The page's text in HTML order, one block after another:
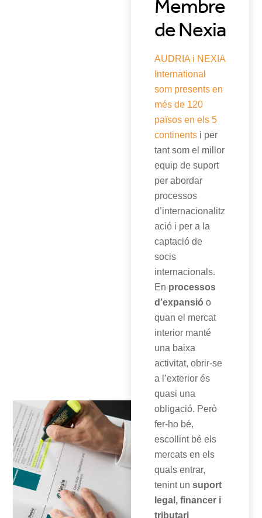
Membre
de Nexia
AUDRIA i NEXIA
International
som presents en
més de 120
països en els 5
continents i per
tant som el millor
equip de suport
per abordar
processos
d’internacionalitz
ació i per a la
captació de
socis
internacionals.
En processos
d’expansió o
quan el mercat
interior manté
una baixa
activitat, obrir-se
a l’exterior és
quasi una
obligació. Però
fer-ho bé,
escollint bé els
mercats en els
quals entrar,
tenint un suport
legal, financer i
tributari